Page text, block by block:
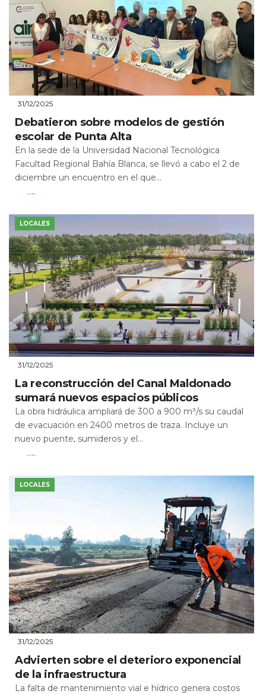
31/12/2025
Debatieron sobre modelos de gestión
escolar de Punta Alta
En la sede de la Universidad Nacional Tecnológica
Facultad Regional Bahía Blanca, se llevó a cabo el 2 de
diciembre un encuentro en el que...
Leer Más
LOCALES
31/12/2025
La reconstrucción del Canal Maldonado
sumará nuevos espacios públicos
La obra hidráulica ampliará de 300 a 900 m³/s su caudal
de evacuación en 2400 metros de traza. Incluye un
nuevo puente, sumideros y el...
Leer Más
LOCALES
31/12/2025
Advierten sobre el deterioro exponencial
de la infraestructura
La falta de mantenimiento vial e hídrico genera costos